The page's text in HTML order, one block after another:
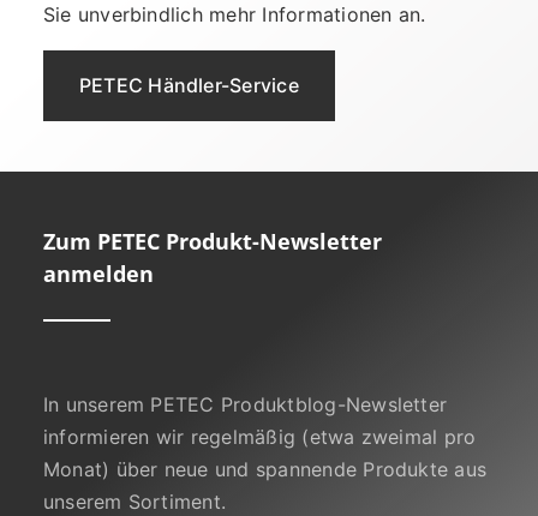
Sie unverbindlich mehr Informationen an.
PETEC Händler-Service
Zum PETEC Produkt-Newsletter
anmelden
In unserem PETEC Produktblog-Newsletter
informieren wir regelmäßig (etwa zweimal pro
Monat) über neue und spannende Produkte aus
unserem Sortiment.